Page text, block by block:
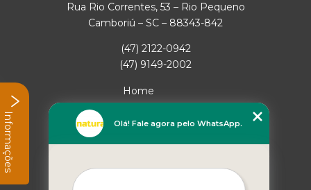
Rua Rio Correntes, 53 – Rio Pequeno
Camboriú – SC – 88343-842
(47) 2122-0942
(47) 9149-2002
Home
Empresa
Missão
Mapa do site
Olá! Fale agora pelo WhatsApp.
Informações